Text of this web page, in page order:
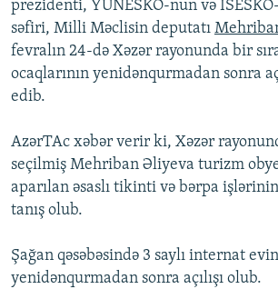
prezidenti, YUNESKO-nun və
səfiri, Milli Məclisin deputatı
fevralın 24-də Xəzər rayonunda bir
ocaqlarının yenidənqurmadan sonra
edib.
AzərTAc xəbər verir ki, Xəzər
seçilmiş Mehriban Əliyeva turizm
aparılan əsaslı tikinti və bərpa
tanış olub.
Şağan qəsəbəsində 3 saylı internat
yenidənqurmadan sonra açılışı olub.